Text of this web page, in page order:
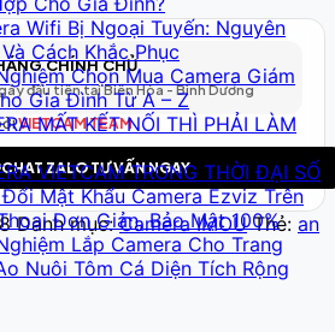
Wifi Bị Ngoại Tuyến: Nguyên
Cách Khắc Phục
Chọn Mua Camera Giám
Gia Đình Từ A – Z
MẤT KẾT NỐI THÌ PHẢI LÀM
VIETCAM TRONG THỜI ĐẠI SỐ
Mật Khẩu Camera Ezviz Trên
Đơn Giản, Bảo Mật 100%
Lắp Camera Cho Trang
Nuôi Tôm Cá Diện Tích Rộng
CHÍNH CHỦ
đầu tiên tại Biên Hòa - Bình Dương
VIETCAM TEAM
CHAT ZALO TƯ VẤN NGAY
Danh mục:Camera IMOU Thẻ: an